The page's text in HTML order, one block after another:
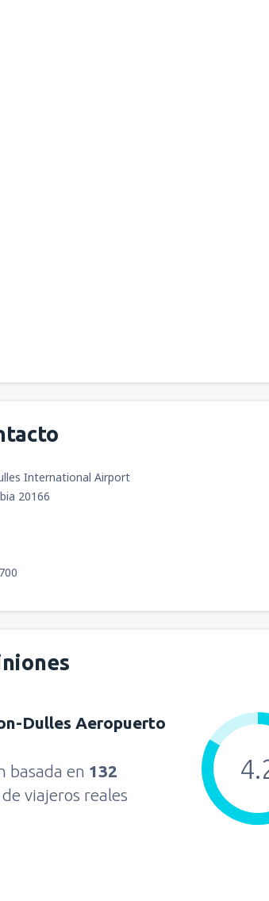
International Airport
20166
Dulles Aeropuerto
basada en 132
de viajeros reales